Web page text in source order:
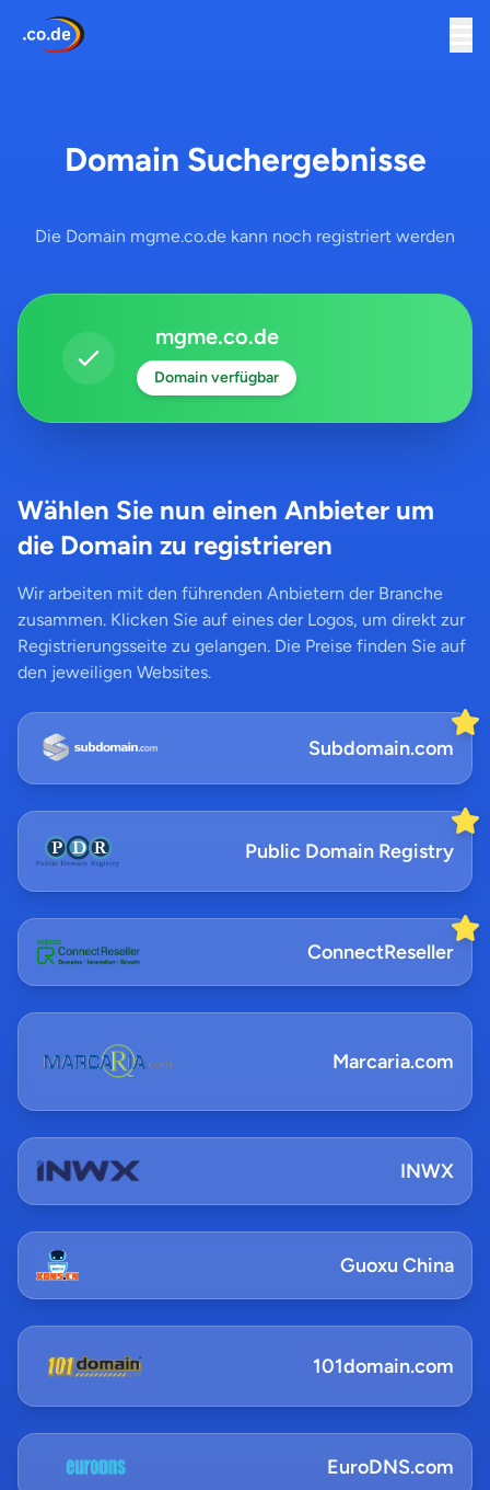
Domain Suchergebnisse
Die Domain mgme.co.de kann noch registriert werden
mgme.co.de
Domain verfügbar
Wählen Sie nun einen Anbieter um
die Domain zu registrieren
Wir arbeiten mit den führenden Anbietern der Branche
zusammen. Klicken Sie auf eines der Logos, um direkt zur
Registrierungsseite zu gelangen. Die Preise finden Sie auf
den jeweiligen Websites.
Subdomain.com
Public Domain Registry
ConnectReseller
Marcaria.com
INWX
Guoxu China
101domain.com
EuroDNS.com